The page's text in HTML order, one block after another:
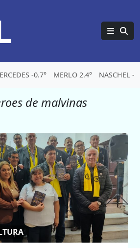
-0.7° MERLO 2.4° NASCHEL -
de malvinas